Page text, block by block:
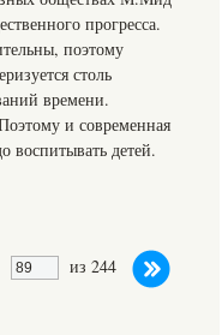
прогресса.
поэтому
столь
времени.
и современная
воспитывать детей.
из 244